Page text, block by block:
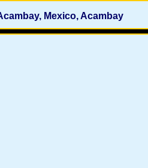
Mexico, Acambay